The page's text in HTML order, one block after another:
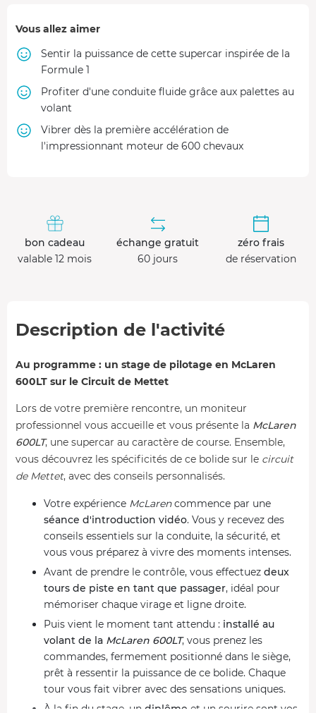
Vous allez aimer
Sentir la puissance de cette supercar inspirée de la
Formule 1
Profiter d'une conduite fluide grâce aux palettes au
volant
Vibrer dès la première accélération de
l'impressionnant moteur de 600 chevaux
bon cadeau
valable 12 mois
échange gratuit
60 jours
zéro frais
de réservation
Description de l'activité
Au programme : un stage de pilotage en McLaren
600LT sur le Circuit de Mettet
Lors de votre première rencontre, un moniteur
professionnel vous accueille et vous présente la McLaren
600LT, une supercar au caractère de course. Ensemble,
vous découvrez les spécificités de ce bolide sur le circuit
de Mettet, avec des conseils personnalisés.
Votre expérience McLarencommence par une
séance d'introduction vidéo. Vous y recevez des
conseils essentiels sur la conduite, la sécurité, et
vous vous préparez à vivre des moments intenses.
Avant de prendre le contrôle, vous effectuez deux
tours de piste en tant que passager, idéal pour
mémoriser chaque virage et ligne droite.
Puis vient le moment tant attendu : installé au
volant de la McLaren 600LT, vous prenez les
commandes, fermement positionné dans le siège,
prêt à ressentir la puissance de ce bolide. Chaque
tour vous fait vibrer avec des sensations uniques.
À la fin du stage, un diplôme et un sourire sont vos